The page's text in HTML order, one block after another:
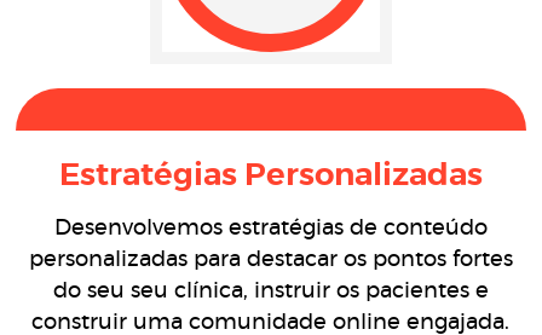
Estratégias Personalizadas
Desenvolvemos estratégias de conteúdo
personalizadas para destacar os pontos fortes
do seu seu clínica, instruir os pacientes e
construir uma comunidade online engajada.